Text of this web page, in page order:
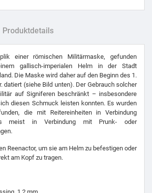
Produktdetails
einer römischen Militärmaske, gefunden
gallisch-imperialen Helm in der Stadt
Die Maske wird daher auf den Beginn des 1.
datiert (siehe Bild unten). Der Gebrauch solcher
auf Signiferen beschränkt – insbesondere
diesen Schmuck leisten konnten. Es wurden
die mit Reitereinheiten in Verbindung
meist in Verbindung mit Prunk- oder
Reenactor, um sie am Helm zu befestigen oder
am Kopf zu tragen.